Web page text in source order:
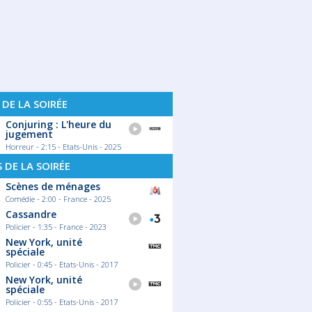
LA SOIRÉE
Conjuring : L'heure du
jugement
Horreur - 2:15 - Etats-Unis - 2025
DE LA SOIRÉE
Scènes de ménages
Comédie - 2:00 - France - 2025
Cassandre
Policier - 1:35 - France - 2023
New York, unité
spéciale
Policier - 0:45 - Etats-Unis - 2017
New York, unité
spéciale
Policier - 0:55 - Etats-Unis - 2017